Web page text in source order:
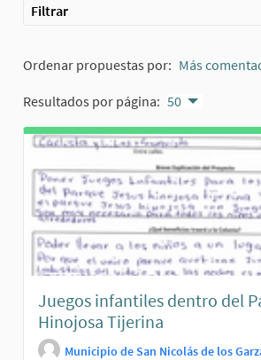
Filtrar
Ordenar propuestas por: Más
Resultados por página: 50
Juegos infantiles dentro del
Hinojosa Tijerina
Municipio de San Nicolás de los